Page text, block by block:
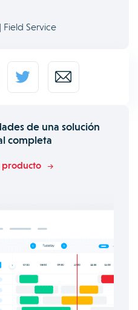
Field Service
de una solución
completa
producto